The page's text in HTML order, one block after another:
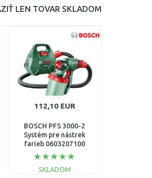
LEN TOVAR SKLADOM
112,10 EUR
BOSCH PFS 3000-2
Systém pre nástrek
farieb 0603207100
SKLADOM